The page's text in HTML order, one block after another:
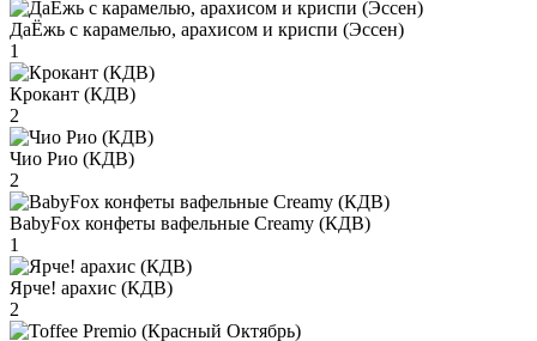
ДаЁжь с карамелью, арахисом и криспи (Эссен)
1
Крокант (КДВ)
2
Чио Рио (КДВ)
2
BabyFox конфеты вафельные Creamy (КДВ)
1
Ярче! арахис (КДВ)
2